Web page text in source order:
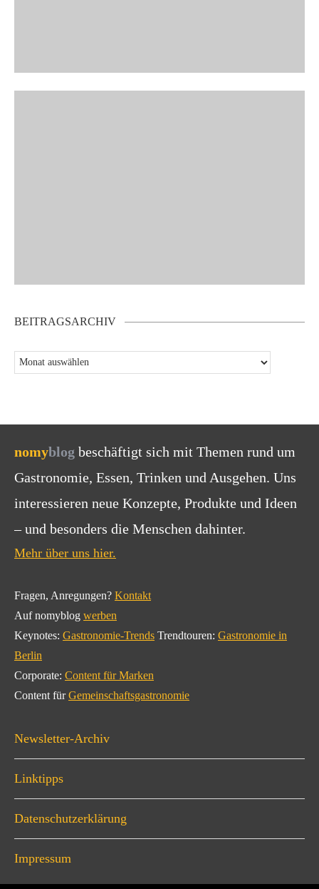
BEITRAGSARCHIV
nomyblog beschäftigt sich mit Themen rund um
Gastronomie, Essen, Trinken und Ausgehen. Uns
interessieren neue Konzepte, Produkte und Ideen
– und besonders die Menschen dahinter.
Mehr über uns hier.
Fragen, Anregungen? Kontakt
Auf nomyblog werben
Keynotes: Gastronomie-Trends Trendtouren: Gastronomie in
Berlin
Corporate: Content für Marken
Content fürGemeinschaftsgastronomie
Newsletter-Archiv
Linktipps
Datenschutzerklärung
Impressum